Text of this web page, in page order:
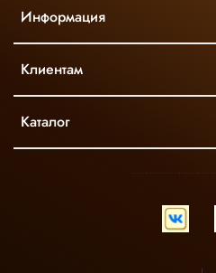
Информация
Клиентам
Каталог